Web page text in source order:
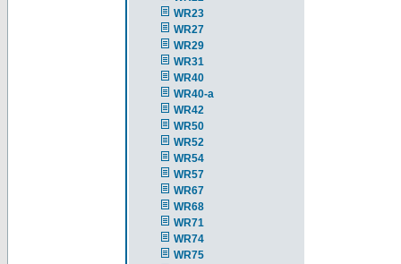
WR23
WR27
WR29
WR31
WR40
WR40-a
WR42
WR50
WR52
WR54
WR57
WR67
WR68
WR71
WR74
WR75